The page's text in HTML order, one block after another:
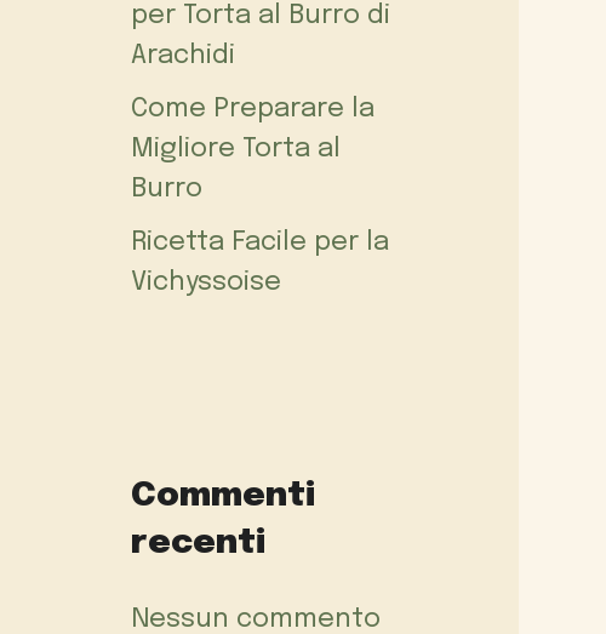
per Torta al Burro di
Arachidi
Come Preparare la
Migliore Torta al
Burro
Ricetta Facile per la
Vichyssoise
Commenti
recenti
Nessun commento